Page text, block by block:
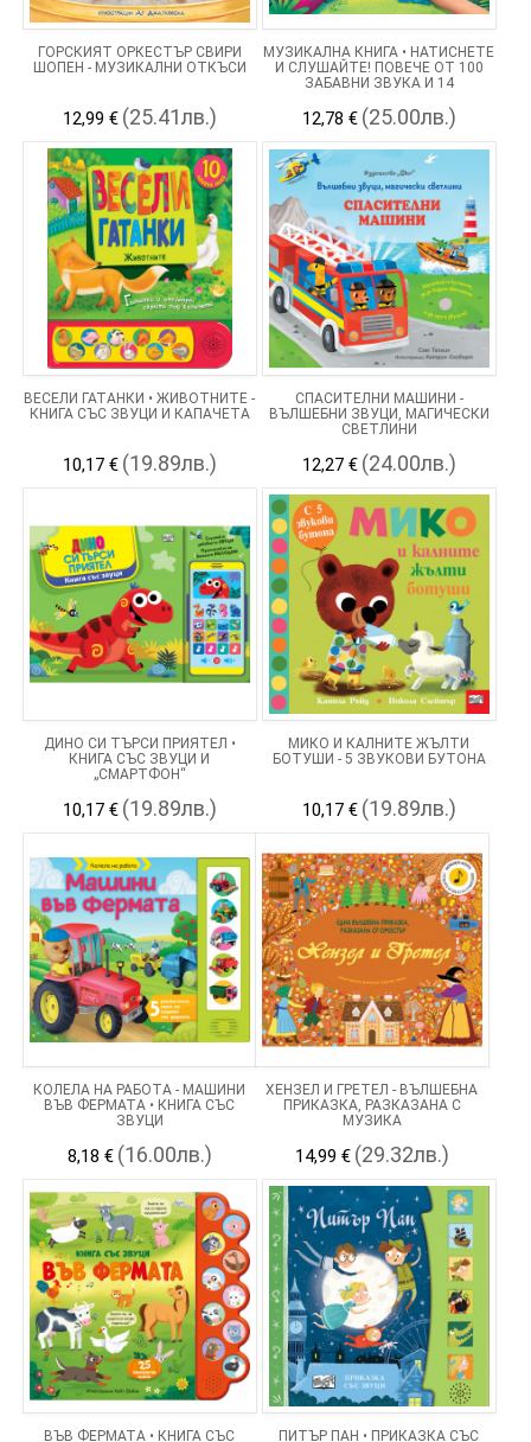
ГОРСКИЯТ ОРКЕСТЪР СВИРИ
ШОПЕН - МУЗИКАЛНИ ОТКЪСИ
12,99 € (25.41лв.)
МУЗИКАЛНА КНИГА • НАТИСНЕТЕ
И СЛУШАЙТЕ! ПОВЕЧЕ ОТ 100
ЗАБАВНИ ЗВУКА И 14
12,78 € (25.00лв.)
ВЕСЕЛИ ГАТАНКИ • ЖИВОТНИТЕ -
КНИГА СЪС ЗВУЦИ И КАПАЧЕТА
10,17 € (19.89лв.)
СПАСИТЕЛНИ МАШИНИ -
ВЪЛШЕБНИ ЗВУЦИ, МАГИЧЕСКИ
СВЕТЛИНИ
12,27 € (24.00лв.)
ДИНО СИ ТЪРСИ ПРИЯТЕЛ •
КНИГА СЪС ЗВУЦИ И
„СМАРТФОН“
10,17 € (19.89лв.)
МИКО И КАЛНИТЕ ЖЪЛТИ
БОТУШИ - 5 ЗВУКОВИ БУТОНА
10,17 € (19.89лв.)
КОЛЕЛА НА РАБОТА - МАШИНИ
ВЪВ ФЕРМАТА • КНИГА СЪС
ЗВУЦИ
8,18 € (16.00лв.)
ХЕНЗЕЛ И ГРЕТЕЛ - ВЪЛШЕБНА
ПРИКАЗКА, РАЗКАЗАНА С
МУЗИКА
14,99 € (29.32лв.)
ВЪВ ФЕРМАТА • КНИГА СЪС ПИТЪР ПАН • ПРИКАЗКА СЪС